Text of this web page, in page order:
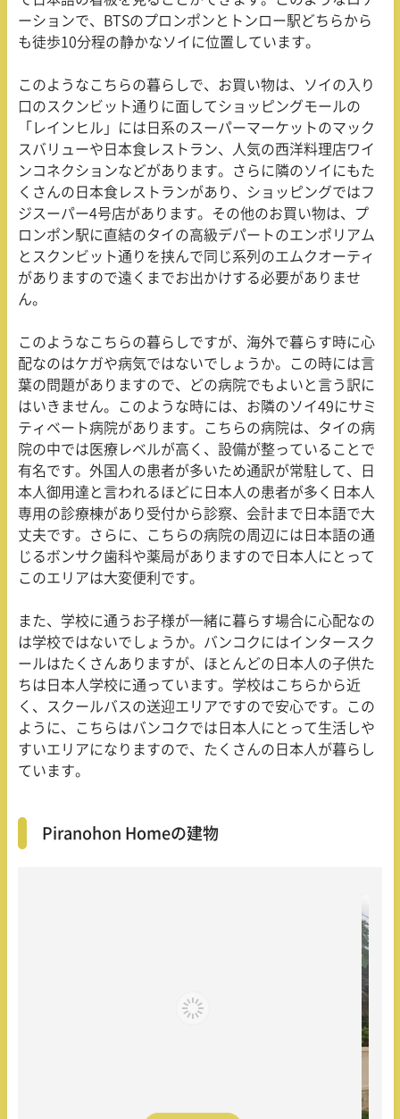
ーションで、 BTSのプロンポンとトンロー駅どちらから
も徒歩10分程の静かなソイに位置しています。
このようなこちらの暮らしで、お買い物は、ソイの入り
口のスクンビット通りに面してショッピングモールの
「レインヒル」には日系のスーパーマーケットのマック
スバリューや日本食レストラン、人気の西洋料理店ワイ
ンコネクションなどがあります。さらに隣のソイにもた
くさんの日本食レストランがあり、ショッピングではフ
ジスーパー4号店があります。その他のお買い物は、プ
ロンポン駅に直結のタイの高級デパートのエンポリアム
とスクンビット通りを挟んで同じ系列のエムクオーティ
がありますので遠くまでお出かけする必要がありませ
ん。
このようなこちらの暮らしですが、海外で暮らす時に心
配なのはケガや病気ではないでしょうか。この時には言
葉の問題がありますので、どの病院でもよいと言う訳に
はいきません。このような時には、お隣のソイ49にサミ
ティベート病院があります。こちらの病院は、タイの病
院の中では医療レベルが高く、設備が整っていることで
有名です。外国人の患者が多いため通訳が常駐して、日
本人御用達と言われるほどに日本人の患者が多く日本人
専用の診療棟があり受付から診察、会計まで日本語で大
丈夫です。さらに、こちらの病院の周辺には日本語の通
じるボンサク歯科や薬局がありますので日本人にとって
このエリアは大変便利です。
また、学校に通うお子様が一緒に暮らす場合に心配なの
は学校ではないでしょうか。バンコクにはインタースク
ールはたくさんありますが、ほとんどの日本人の子供た
ちは日本人学校に通っています。学校はこちらから近
く、スクールバスの送迎エリアですので安心です。この
ように、こちらはバンコクでは日本人にとって生活しや
すいエリアになりますので、たくさんの日本人が暮らし
ています。
Piranohon Homeの建物